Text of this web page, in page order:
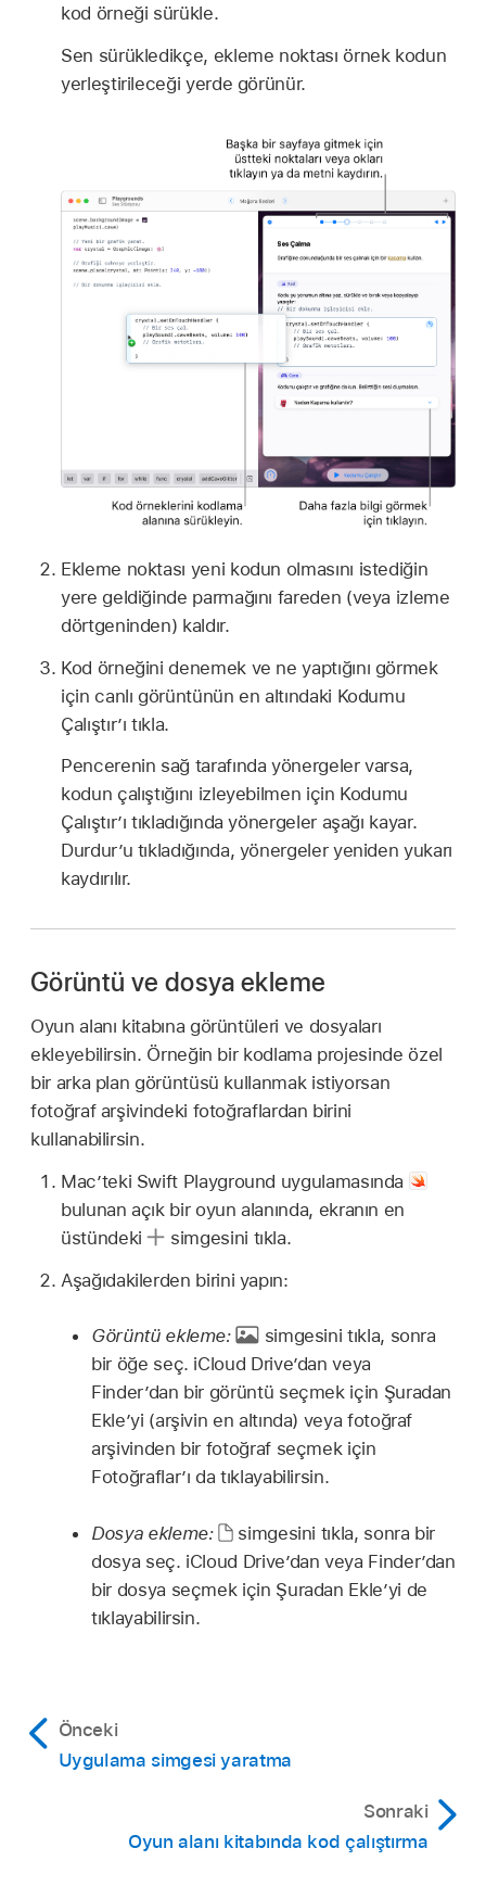
kod örneği sürükle.
Sen sürükledikçe, ekleme noktası örnek kodun
yerleştirileceği yerde görünür.
Ekleme noktası yeni kodun olmasını istediğin
yere geldiğinde parmağını fareden (veya izleme
dörtgeninden) kaldır.
Kod örneğini denemek ve ne yaptığını görmek
için canlı görüntünün en altındaki Kodumu
Çalıştır’ı tıkla.
Pencerenin sağ tarafında yönergeler varsa,
kodun çalıştığını izleyebilmen için Kodumu
Çalıştır’ı tıkladığında yönergeler aşağı kayar.
Durdur’u tıkladığında, yönergeler yeniden yukarı
kaydırılır.
Görüntü ve dosya ekleme
Oyun alanı kitabına görüntüleri ve dosyaları
ekleyebilirsin. Örneğin bir kodlama projesinde özel
bir arka plan görüntüsü kullanmak istiyorsan
fotoğraf arşivindeki fotoğraflardan birini
kullanabilirsin.
Mac’teki Swift Playground uygulamasında
bulunan açık bir oyun alanında, ekranın en
üstündeki
simgesini tıkla.
Aşağıdakilerden birini yapın:
Görüntü ekleme:
simgesini tıkla, sonra
bir öğe seç. iCloud Drive’dan veya
Finder’dan bir görüntü seçmek için Şuradan
Ekle’yi (arşivin en altında) veya fotoğraf
arşivinden bir fotoğraf seçmek için
Fotoğraflar’ı da tıklayabilirsin.
Dosya ekleme:
simgesini tıkla, sonra bir
dosya seç. iCloud Drive’dan veya Finder’dan
bir dosya seçmek için Şuradan Ekle’yi de
tıklayabilirsin.
Önceki
Uygulama simgesi yaratma
Sonraki
Oyun alanı kitabında kod çalıştırma